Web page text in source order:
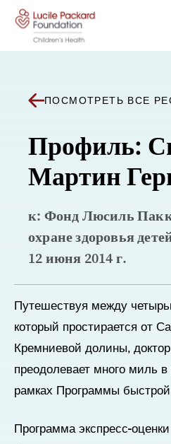
Перейти к содержанию
ПОСМОТРЕТЬ ВСЕ
Профиль:
Мартин
к: Фонд Люсиль
охране здоровья
12 июня 2014 г.
Путешествуя между
который простирается от
Кремниевой долины,
преодолевает много миль
рамках Программы быстрой
Программа экспресс-